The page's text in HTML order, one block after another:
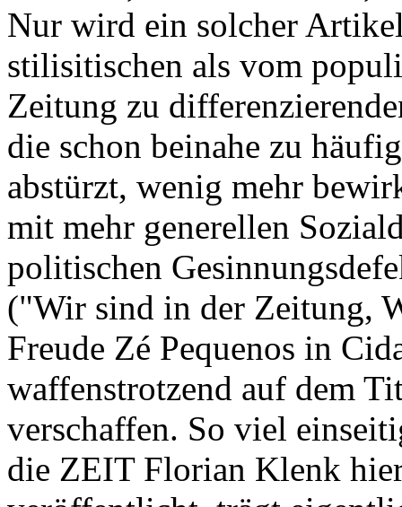
Nur wird ein solcher
stilisitischen als vom
Zeitung zu
die schon beinahe zu
abstürzt, wenig mehr
mit mehr generellen
politischen
("Wir sind in der Zeitung,
Freude Zé Pequenos in
waffenstrotzend auf dem
verschaffen. So viel
die ZEIT Florian Klenk